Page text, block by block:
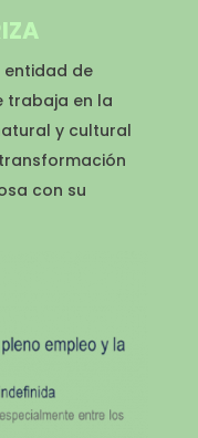
entidad de
trabaja en la
y cultural
con su